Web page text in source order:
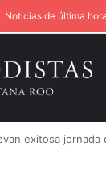
Noticias de última hora
exitosa jornada